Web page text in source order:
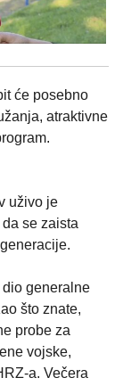
će posebno
atraktivne
uživo je
se zaista
generalne
što znate,
probe za
vojske,
a. Večera